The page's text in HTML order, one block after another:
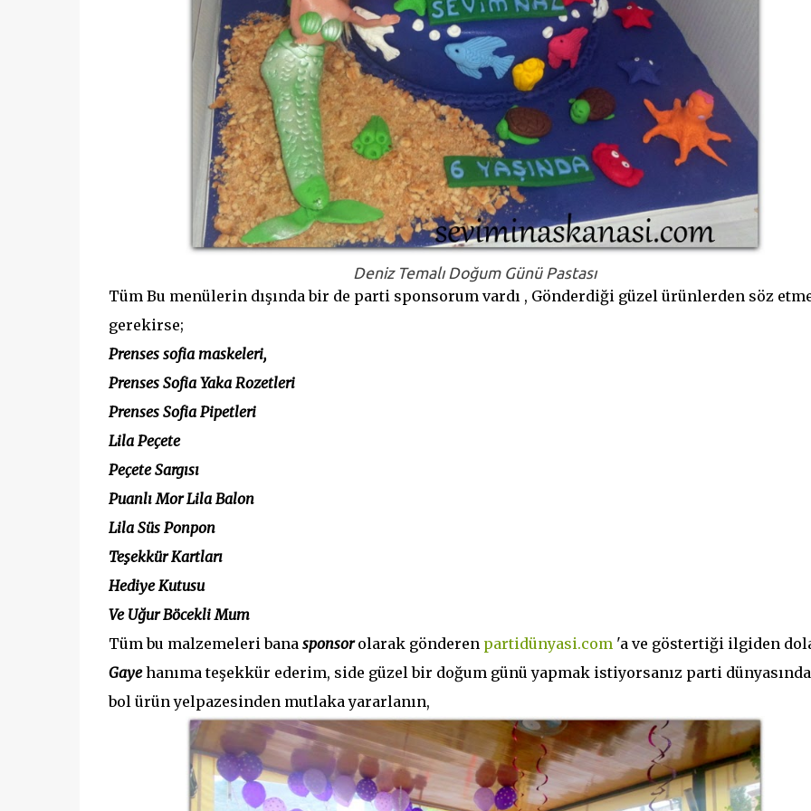
Deniz Temalı Doğum Günü Pastası
Tüm Bu menülerin dışında bir de parti sponsorum vardı , Gönderdiği güzel ürünlerden söz
gerekirse;
Prenses sofia maskeleri,
Prenses Sofia Yaka Rozetleri
Prenses Sofia Pipetleri
Lila Peçete
Peçete Sargısı
Puanlı Mor Lila Balon
Lila Süs Ponpon
Teşekkür Kartları
Hediye Kutusu
Ve Uğur Böcekli Mum
Tüm bu malzemeleri bana sponsorolarak gönderen partidünyasi.com'a ve göstertiği ilgiden
Gayehanıma teşekkür ederim, side güzel bir doğum günü yapmak istiyorsanız parti
bol ürün yelpazesinden mutlaka yararlanın,